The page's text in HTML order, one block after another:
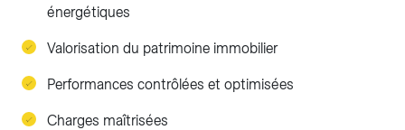
énergétiques
Valorisation du patrimoine immobilier
Performances contrôlées et optimisées
Charges maîtrisées